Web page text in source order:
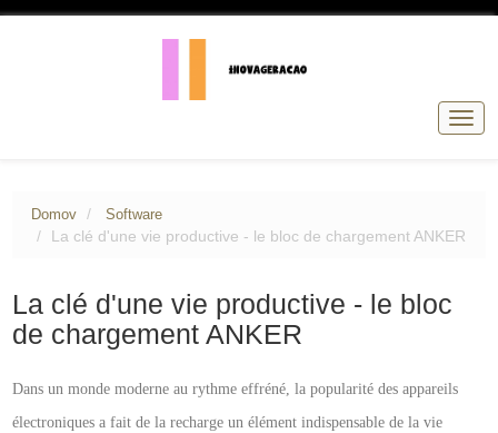
Domov Software
La clé d'une vie productive - le bloc de chargement ANKER
La clé d'une vie productive - le bloc
de chargement ANKER
Dans un monde moderne au rythme effréné, la popularité des appareils
électroniques a fait de la recharge un élément indispensable de la vie